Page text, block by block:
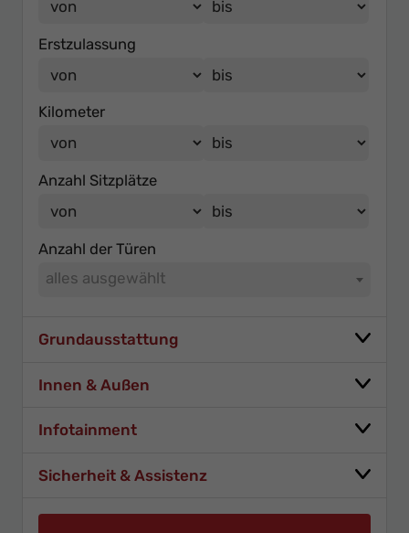
Erstzulassung
Kilometer
Anzahl Sitzplätze
Anzahl der Türen
alles ausgewählt
Grundausstattung
Innen & Außen
Infotainment
Sicherheit & Assistenz